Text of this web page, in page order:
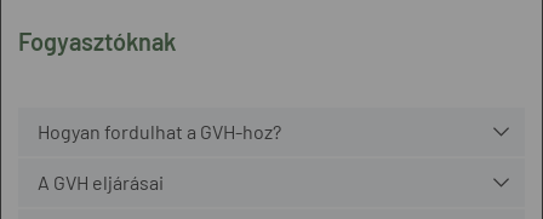
Fogyasztóknak
Hogyan fordulhat a GVH-hoz?
A GVH eljárásai